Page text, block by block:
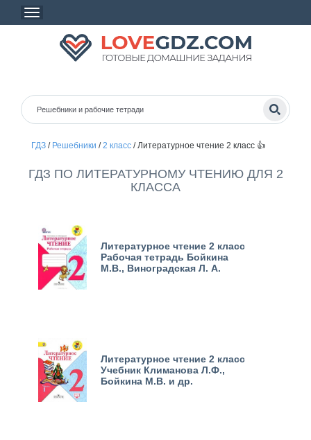
ГДЗ/ Решебники /2 класс/Литературное чтение 2 класс 👍
ГДЗ ПО ЛИТЕРАТУРНОМУ ЧТЕНИЮ ДЛЯ 2
КЛАССА
Литературное чтение 2 класс
Рабочая тетрадь Бойкина
М.В., Виноградская Л. А.
Литературное чтение 2 класс
Учебник Климанова Л.Ф.,
Бойкина М.В. и др.